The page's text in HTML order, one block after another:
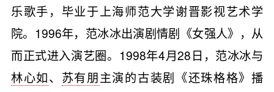
乐歌手，毕业于上海师范大学谢晋影视艺术学
院。1996年，范冰冰出演剧情剧《女强人》，从
而正式进入演艺圈。1998年4月28日，范冰冰与
林心如、 苏有朋主演的古装剧《还珠格格》播